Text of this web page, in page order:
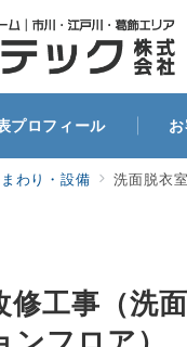
プロフィール
わり・設備 洗面脱衣
修工事（洗